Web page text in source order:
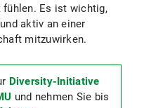
fühlen. Es ist wichtig,
aktiv an einer
mitzuwirken.
Diversity-Initiative
und nehmen Sie bis